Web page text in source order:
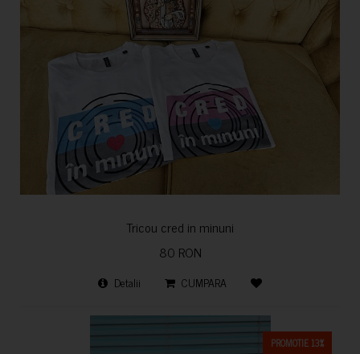
Tricou cred in minuni
80 RON
Detalii CUMPARA
PROMOTIE 13%